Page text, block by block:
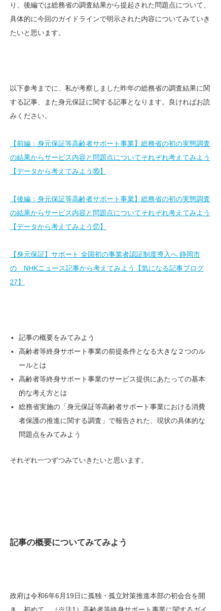
り、後編では総務省の調査結果から提起された問題点について、
具体的に今回のガイドラインで明示された内容についてみていき
たいと思います。
以下参考までに、私が考察しました昨年の総務省の調査結果に関
する記事、また身元保証に関する記事となります。良ければお読
みください。
【前編：身元保証等高齢者サポート事業】総務省の初の実態調査
の結果からサービス内容と問題点についてそれぞれ考えてみよう
【データから考えてみよう⑯】
【後編：身元保証等高齢者サポート事業】総務省の初の実態調査
の結果からサービス内容と問題点についてそれぞれ考えてみよう
【データから考えてみよう⑰】
【身元保証】サポート 全国初の事業者認証制度導入へ 静岡市
の NHKニュース記事から考えてみよう【気になる記事ブログ
27】
記事の概要をみてみよう
高齢者等終身サポート事業の前提条件となる大きな２つのル
ールとは
高齢者等終身サポート事業のサービス提供にあたっての基本
的な考え方とは
総務省実施の「身元保証等高齢者サポート事業における消費
者保護の推進に関する調査」で報告された、現状の具体的な
問題点をみてみよう
それぞれ一つずつみていきたいと思います。
記事の概要についてみてみよう
政府は令和6年6月19日に孤独・孤立対策推進本部の初会合を開